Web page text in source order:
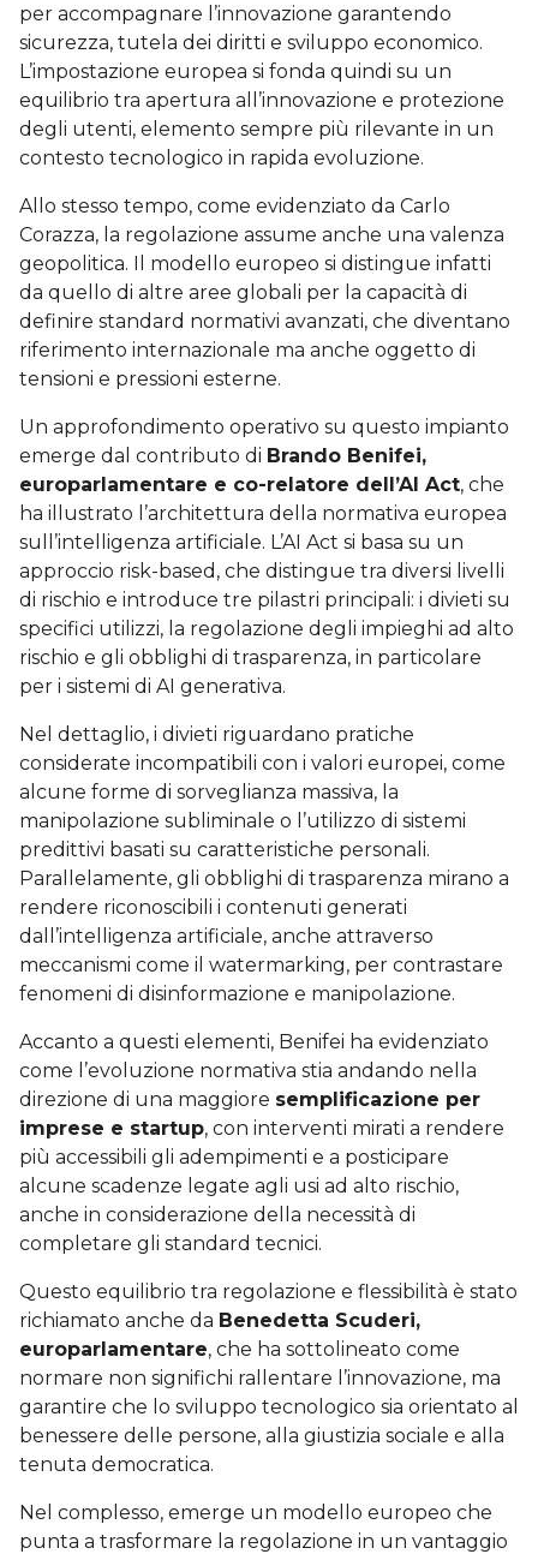
per accompagnare l’innovazione garantendo
sicurezza, tutela dei diritti e sviluppo economico.
L’impostazione europea si fonda quindi su un
equilibrio tra apertura all’innovazione e protezione
degli utenti, elemento sempre più rilevante in un
contesto tecnologico in rapida evoluzione.
Allo stesso tempo, come evidenziato da Carlo
Corazza, la regolazione assume anche una valenza
geopolitica. Il modello europeo si distingue infatti
da quello di altre aree globali per la capacità di
definire standard normativi avanzati, che diventano
riferimento internazionale ma anche oggetto di
tensioni e pressioni esterne.
Un approfondimento operativo su questo impianto
emerge dal contributo di Brando Benifei,
europarlamentare e co-relatore dell’AI Act, che
ha illustrato l’architettura della normativa europea
sull’intelligenza artificiale. L’AI Act si basa su un
approccio risk-based, che distingue tra diversi livelli
di rischio e introduce tre pilastri principali: i divieti su
specifici utilizzi, la regolazione degli impieghi ad alto
rischio e gli obblighi di trasparenza, in particolare
per i sistemi di AI generativa.
Nel dettaglio, i divieti riguardano pratiche
considerate incompatibili con i valori europei, come
alcune forme di sorveglianza massiva, la
manipolazione subliminale o l’utilizzo di sistemi
predittivi basati su caratteristiche personali.
Parallelamente, gli obblighi di trasparenza mirano a
rendere riconoscibili i contenuti generati
dall’intelligenza artificiale, anche attraverso
meccanismi come il watermarking, per contrastare
fenomeni di disinformazione e manipolazione.
Accanto a questi elementi, Benifei ha evidenziato
come l’evoluzione normativa stia andando nella
direzione di una maggiore semplificazione per
imprese e startup, con interventi mirati a rendere
più accessibili gli adempimenti e a posticipare
alcune scadenze legate agli usi ad alto rischio,
anche in considerazione della necessità di
completare gli standard tecnici.
Questo equilibrio tra regolazione e flessibilità è stato
richiamato anche da Benedetta Scuderi,
europarlamentare, che ha sottolineato come
normare non significhi rallentare l’innovazione, ma
garantire che lo sviluppo tecnologico sia orientato al
benessere delle persone, alla giustizia sociale e alla
tenuta democratica.
Nel complesso, emerge un modello europeo che
punta a trasformare la regolazione in un vantaggio